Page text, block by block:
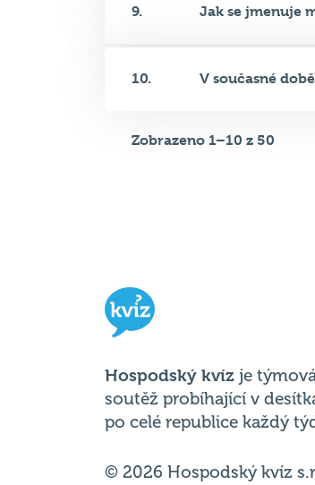
9. Jak se jmenuje
10. V současné
Zobrazeno 1–10 z 50
Hospodský kvíz je
soutěž probíhající v
po celé republice každý
© 2026 Hospodský kvíz